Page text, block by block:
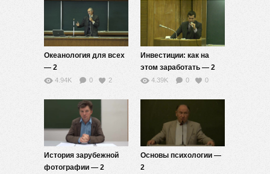
Океанология для всех
— 2
4.94K 0 2
Инвестиции: как на
этом заработать — 2
4.39K 0 0
История зарубежной
фотографии — 2
Основы психологии —
2